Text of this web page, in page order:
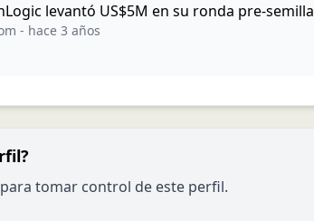
levantó US$5M en su ronda pre-semilla
- hace 3 años
tomar control de este perfil.